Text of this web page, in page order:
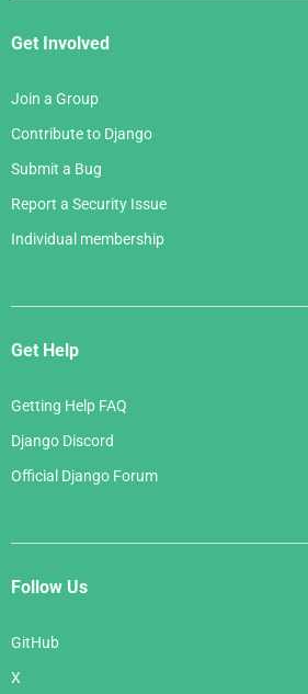
Get Involved
Join a Group
Contribute to Django
Submit a Bug
Report a Security Issue
Individual membership
Get Help
Getting Help FAQ
Django Discord
Official Django Forum
Follow Us
GitHub
X